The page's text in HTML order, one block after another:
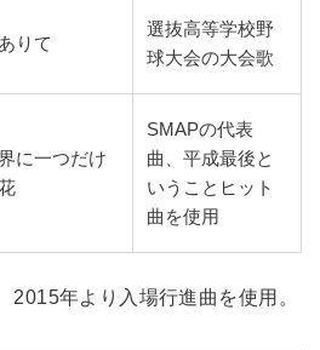
りて
選抜高等学校野
球大会の大会歌
に一つだけ
SMAPの代表
曲、平成最後と
いうことヒット
曲を使用
2015年より入場行進曲を使用。